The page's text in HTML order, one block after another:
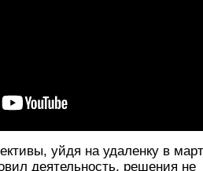
уйдя на удаленку в
деятельность, решения не